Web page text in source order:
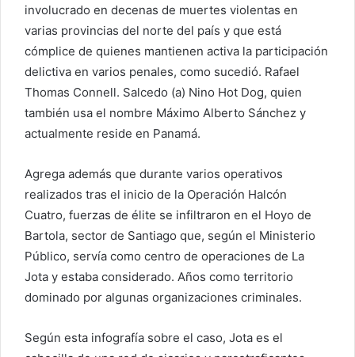
involucrado en decenas de muertes violentas en
varias provincias del norte del país y que está
cómplice de quienes mantienen activa la participación
delictiva en varios penales, como sucedió. Rafael
Thomas Connell. Salcedo (a) Nino Hot Dog, quien
también usa el nombre Máximo Alberto Sánchez y
actualmente reside en Panamá.
Agrega además que durante varios operativos
realizados tras el inicio de la Operación Halcón
Cuatro, fuerzas de élite se infiltraron en el Hoyo de
Bartola, sector de Santiago que, según el Ministerio
Público, servía como centro de operaciones de La
Jota y estaba considerado. Años como territorio
dominado por algunas organizaciones criminales.
Según esta infografía sobre el caso, Jota es el